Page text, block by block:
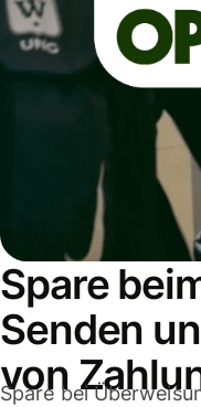
Spare
Senden
von
Spare bei